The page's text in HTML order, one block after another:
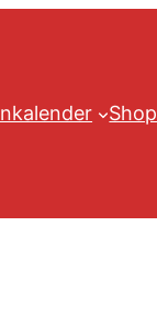
Shop